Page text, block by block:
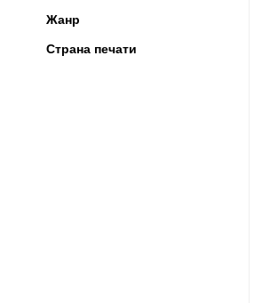
Жанр
Страна печати